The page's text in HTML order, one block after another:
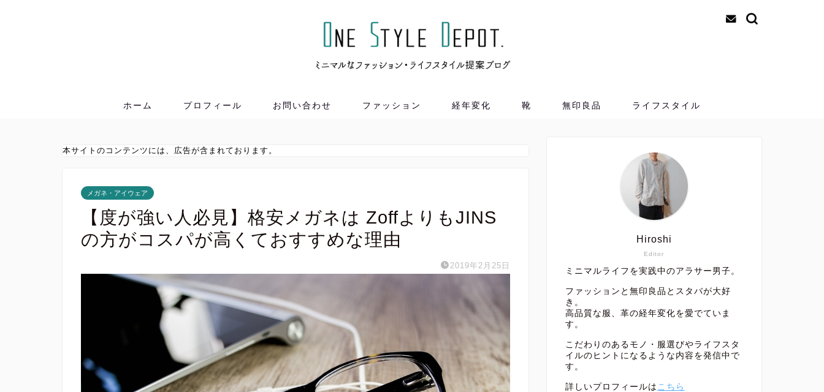
ホーム プロフィール お問い合わせ ファッション 経年変化 靴 無印良品 ライフスタイル
本サイトのコンテンツには、広告が含まれております。
メガネ・アイウェア
【度が強い人必見】格安メガネは ZoffよりもJINS
の方がコスパが高くておすすめな理由
2019年2月25日
Editor
Hiroshi
ミニマルライフを実践中のアラサー男子。
ファッションと無印良品とスタバが大好
き。
高品質な服、革の経年変化を愛でていま
す。
こだわりのあるモノ・服選びやライフスタ
イルのヒントになるような内容を発信中で
す。
詳しいプロフィールは こちら